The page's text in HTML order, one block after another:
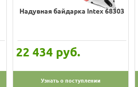
Надувная байдарка Intex 68303
22 434 руб.
Узнать о поступлении